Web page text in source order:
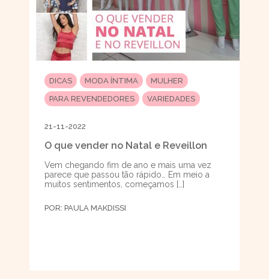
DICAS MODA ÍNTIMA
MULHER
PARA REVENDEDORES
VARIEDADES
21-11-2022
O que vender no Natal e Reveillon
Vem chegando fim de ano e mais uma vez
parece que passou tão rápido… Em meio a
muitos sentimentos, começamos […]
POR: PAULA MAKDISSI